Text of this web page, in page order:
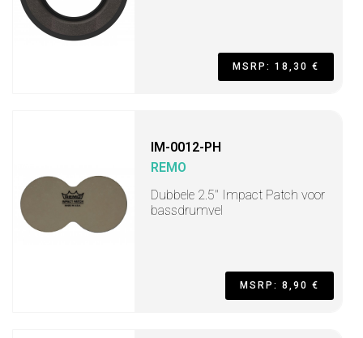
MSRP: 18,30 €
IM-0012-PH
REMO
Dubbele 2.5" Impact Patch voor
bassdrumvel
MSRP: 8,90 €